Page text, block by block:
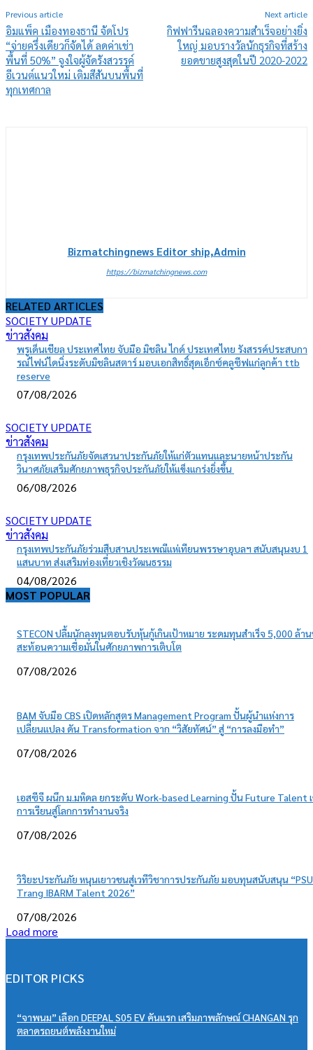
Previous article
อิมแพ็ค เมืองทองธานี จัดโปร
“จ่ายครึ่งเดียวก็จัดได้ ลดค่าเช่า
พื้นที่ 50%” จูงใจผู้จัดรังสวรรค์
อีเวนต์แนวใหม่ เติมสีสันบนพื้นที่
ทุกเทศกาล
Next article
กิฟฟารีนฉลองความสำเร็จอย่างยิ่ง
ใหญ่ มอบรางวัลนักธุรกิจที่สร้าง
ยอดขายสูงสุดในปี 2020-2022
Bizmatchingnews Editor ship,Admin
https://bizmatchingnews.com
RELATED ARTICLES
SOCIETY UPDATE
ข่าวสังคม
พรูเด็นเชียล ประเทศไทย จับมือ มิชลิน ไกด์ ประเทศไทย รังสรรค์ประสบกา
รณ์ไฟน์ไดนิ่งระดับมิชลินสตาร์ มอบเอกสิทธิ์สุดเอ็กซ์คลูซีฟแก่ลูกค้า ttb
reserve
07/08/2026
SOCIETY UPDATE
ข่าวสังคม
กรุงเทพประกันภัยจัดเสวนาประกันภัยให้แก่ตัวแทนและนายหน้าประกัน
วินาศภัยเสริมศักยภาพธุรกิจประกันภัยให้แข็งแกร่งยิ่งขึ้น
06/08/2026
SOCIETY UPDATE
ข่าวสังคม
กรุงเทพประกันภัยร่วมสืบสานประเพณีแห่เทียนพรรษาอุบลฯ สนับสนุนงบ 1
แสนบาท ส่งเสริมท่องเที่ยวเชิงวัฒนธรรม
04/08/2026
MOST POPULAR
STECON ปลื้มนักลงทุนตอบรับหุ้นกู้เกินเป้าหมาย ระดมทุนสำเร็จ 5,000 ล้า
สะท้อนความเชื่อมั่นในศักยภาพการเติบโต
07/08/2026
BAM จับมือ CBS เปิดหลักสูตร Management Program ปั้นผู้นำแห่งการ
เปลี่ยนแปลง ดัน Transformation จาก “วิสัยทัศน์” สู่ “การลงมือทำ”
07/08/2026
เอสซีจี ผนึก ม.มหิดล ยกระดับ Work-based Learning ปั้น Future Talent
การเรียนสู่โลกการทำงานจริง
07/08/2026
วิริยะประกันภัย หนุนเยาวชนสู่เวทีวิชาการประกันภัย มอบทุนสนับสนุน “PSU
Trang IBARM Talent 2026”
07/08/2026
Load more
EDITOR PICKS
“จาพนม” เลือก DEEPAL S05 EV คันแรก เสริมภาพลักษณ์ CHANGAN รุก
ตลาดรถยนต์พลังงานใหม่